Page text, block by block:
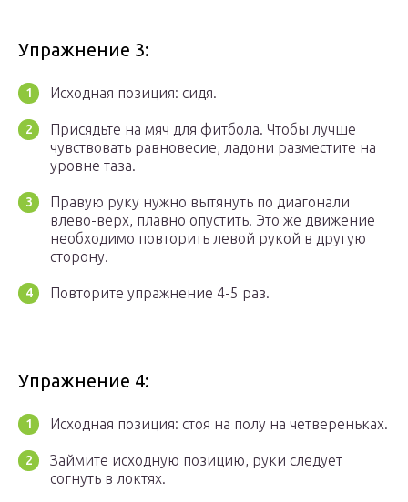
Упражнение 3:
Исходная позиция: сидя.
Присядьте на мяч для фитбола. Чтобы лучше
чувствовать равновесие, ладони разместите на
уровне таза.
Правую руку нужно вытянуть по диагонали
влево-верх, плавно опустить. Это же движение
необходимо повторить левой рукой в другую
сторону.
Повторите упражнение 4-5 раз.
Упражнение 4:
Исходная позиция: стоя на полу на четвереньках.
Займите исходную позицию, руки следует
согнуть в локтях.